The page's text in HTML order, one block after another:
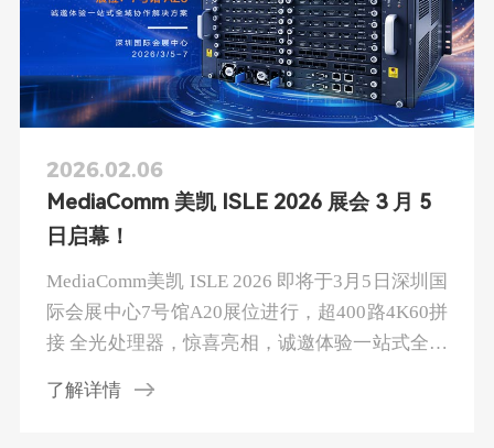
2026.02.06
MediaComm 美凯 ISLE 2026 展会 3 月 5
日启幕！
MediaComm美凯 ISLE 2026 即将于3月5日深圳国
际会展中心7号馆A20展位进行，超400路4K60拼
接 全光处理器，惊喜亮相，诚邀体验一站式全域
了解详情